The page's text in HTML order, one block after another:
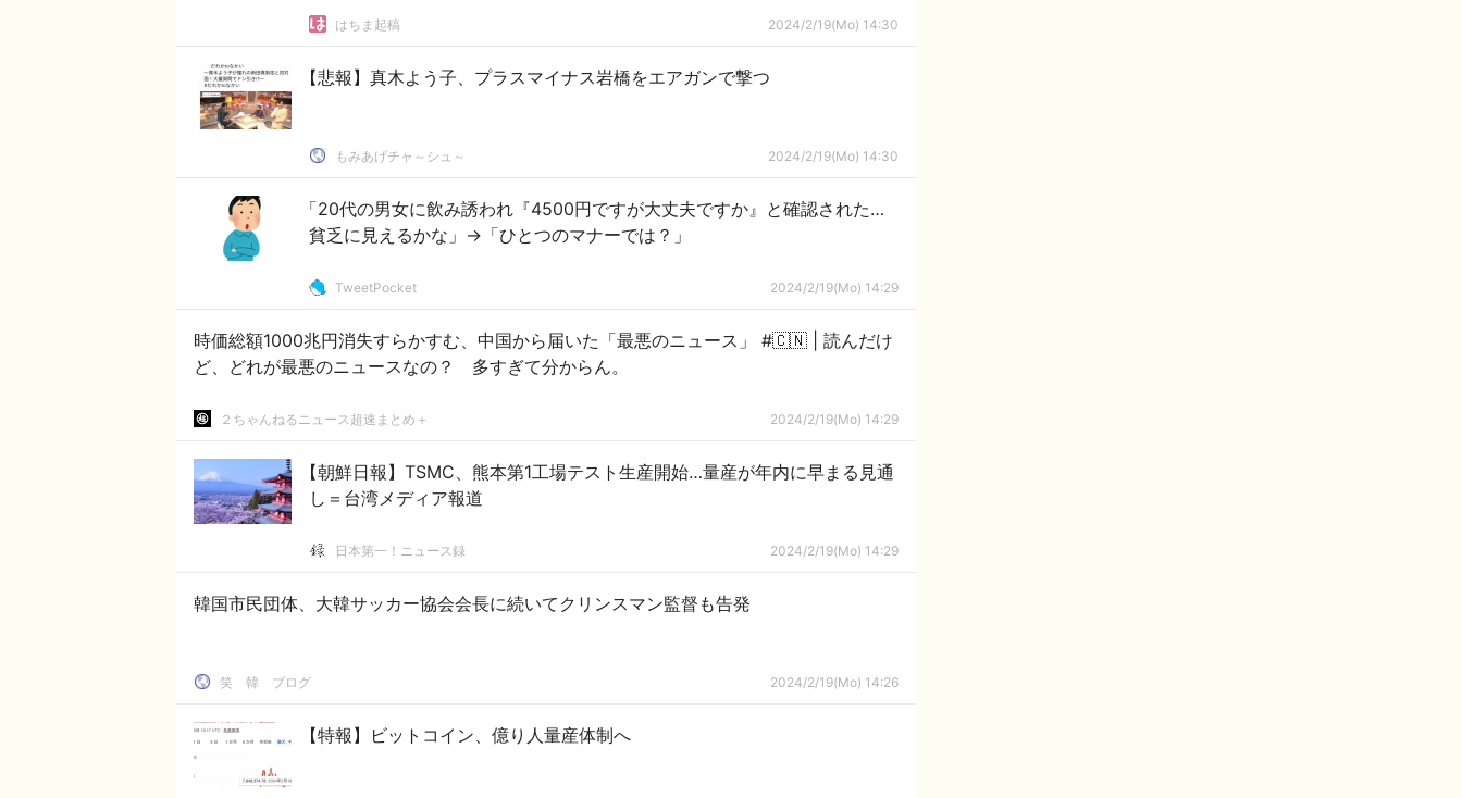
はちま起稿 2024/2/19(Mo) 14:30
【悲報】真木よう子、プラスマイナス岩橋をエアガンで撃つ
もみあげチャ～シュ～ 2024/2/19(Mo) 14:30
「20代の男女に飲み誘われ『4500円ですが大丈夫ですか』と確認された…
貧乏に見えるかな」→「ひとつのマナーでは？」
TweetPocket 2024/2/19(Mo) 14:29
時価総額1000兆円消失すらかすむ、中国から届いた「最悪のニュース」 #🇨🇳 | 読んだけ
ど、どれが最悪のニュースなの？ 多すぎて分からん。
２ちゃんねるニュース超速まとめ＋ 2024/2/19(Mo) 14:29
【朝鮮日報】TSMC、熊本第1工場テスト生産開始…量産が年内に早まる見通
し＝台湾メディア報道
日本第一！ニュース録 2024/2/19(Mo) 14:29
韓国市民団体、大韓サッカー協会会長に続いてクリンスマン監督も告発
笑 韓 ブログ 2024/2/19(Mo) 14:26
【特報】ビットコイン、億り人量産体制へ